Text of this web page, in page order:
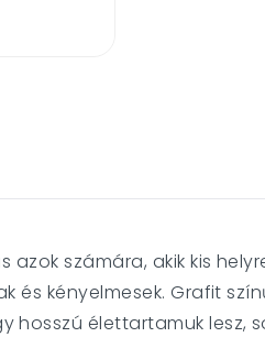
számára, akik kis
és kényelmesek. Grafit
hosszú élettartamuk lesz,